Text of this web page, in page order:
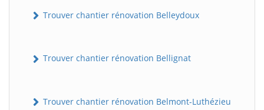
Trouver chantier rénovation Belleydoux
Trouver chantier rénovation Bellignat
Trouver chantier rénovation Belmont-Luthézieu